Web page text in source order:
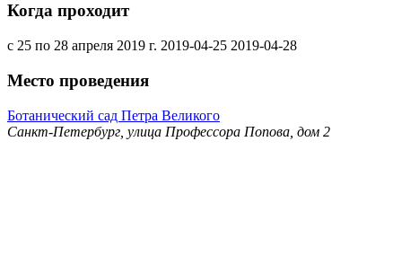
Когда проходит
с 25 по 28 апреля 2019 г. 2019-04-25 2019-04-28
Место проведения
Ботанический сад Петра Великого
Санкт-Петербург, улица Профессора Попова, дом 2